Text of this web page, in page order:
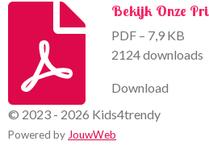
Bekijk Onze
PDF – 7,9 KB
2124 downloads
Download
© 2023 - 2026 Kids4trendy
Powered by JouwWeb